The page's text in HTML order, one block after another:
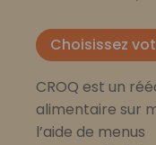
Choisissez
CROQ est un
alimentaire sur
l’aide de menus